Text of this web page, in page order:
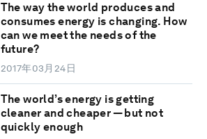
The way the world produces and
consumes energy is changing. How
can we meet the needs of the
future?
2017年03月24日
The world’s energy is getting
cleaner and cheaper — but not
quickly enough